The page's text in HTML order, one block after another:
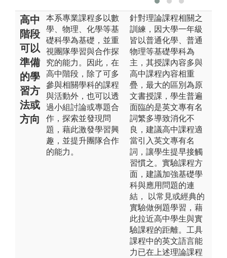
高中
階段
可以
準備
的學
習方
法或
方向
本系專業課程多以數
學、物理、化學等基
礎科學為基礎，並重
視團隊學習與合作探
究的能力。因此，在
高中階段，除了可多
參與相關學科的課程
與活動外，也可以透
過小組討論或專題合
作，探索並發現問
題，藉此激發學習興
趣，並提升團隊合作
的能力。
針對理論課程相關之
訓練，因大學一年級
皆以普通化學、普通
物理等基礎學科為
主，其授課內容多與
高中課程內容相重
疊，最大的區別為原
文書授課，學生普遍
面臨的是英文專有名
詞繁多導致消化不
良，建議高中課程適
當引入英文專有名
詞，讓學生提早接觸
習慣之。實驗課程方
面，建議加強基礎學
科與應用問題的連
結， 以常見或經典的
實驗做例題學習，藉
此拉近高中學生與實
驗課程的距離。工具
課程中的英文語言能
力已在上述理論課程